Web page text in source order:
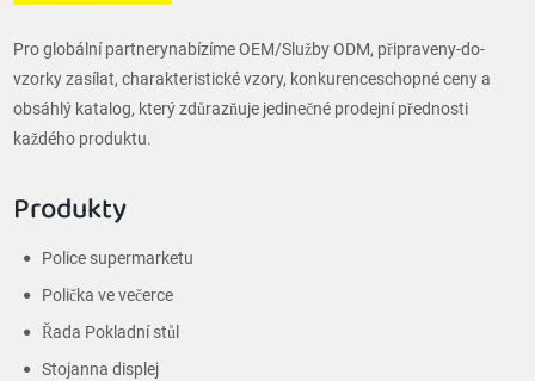
Pro globální partnerynabízíme OEM/Služby ODM, připraveny-do-
vzorky zasílat, charakteristické vzory, konkurenceschopné ceny a
obsáhlý katalog, který zdůrazňuje jedinečné prodejní přednosti
každého produktu.
Produkty
Police supermarketu
Polička ve večerce
Řada Pokladní stůl
Stojanna displej